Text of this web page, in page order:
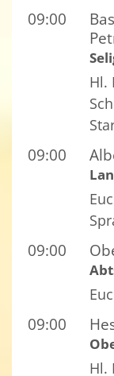
09:00
Hl.
09:00
09:00
09:00
Hl.